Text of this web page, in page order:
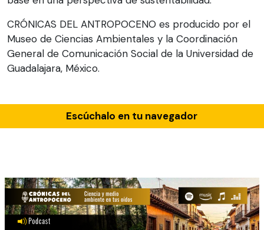
CRÓNICAS DEL ANTROPOCENO es producido por el
Museo de Ciencias Ambientales y la Coordinación
General de Comunicación Social de la Universidad de
Guadalajara, México.
Escúchalo en tu navegador